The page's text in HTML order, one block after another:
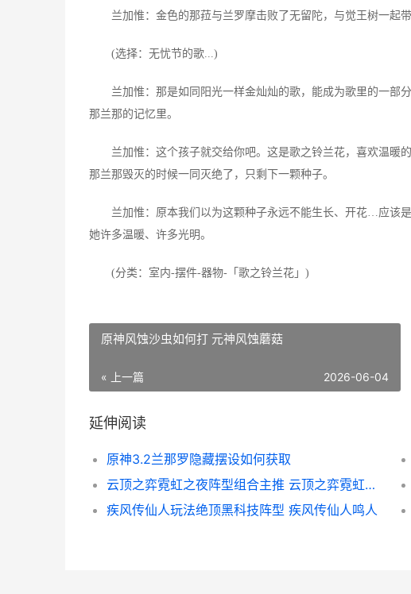
兰加惟：金色的那菈与兰罗摩击败了无留陀，与觉王树一起
(选择：无忧节的歌...)
兰加惟：那是如同阳光一样金灿灿的歌，能成为歌里的一部
那兰那的记忆里。
兰加惟：这个孩子就交给你吧。这是歌之铃兰花，喜欢温暖
那兰那毁灭的时候一同灭绝了，只剩下一颗种子。
兰加惟：原本我们以为这颗种子永远不能生长、开花…应该是
她许多温暖、许多光明。
(分类：室内-摆件-器物-「歌之铃兰花」)
原神风蚀沙虫如何打 元神风蚀蘑菇
« 上一篇 2026-06-04
延伸阅读
原神3.2兰那罗隐藏摆设如何获取
云顶之弈霓虹之夜阵型组合主推 云顶之弈霓虹之夜什么时候出的
疾风传仙人玩法绝顶黑科技阵型 疾风传仙人鸣人